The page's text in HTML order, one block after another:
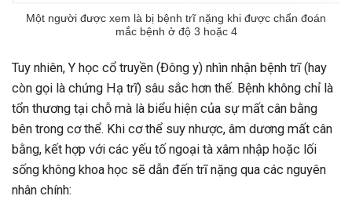
Một người được xem là bị bệnh trĩ nặng khi được chẩn đoán
mắc bệnh ở độ 3 hoặc 4
Tuy nhiên, Y học cổ truyền (Đông y) nhìn nhận bệnh trĩ (hay
còn gọi là chứng Hạ trĩ) sâu sắc hơn thế. Bệnh không chỉ là
tổn thương tại chỗ mà là biểu hiện của sự mất cân bằng
bên trong cơ thể. Khi cơ thể suy nhược, âm dương mất cân
bằng, kết hợp với các yếu tố ngoại tà xâm nhập hoặc lối
sống không khoa học sẽ dẫn đến trĩ nặng qua các nguyên
nhân chính: